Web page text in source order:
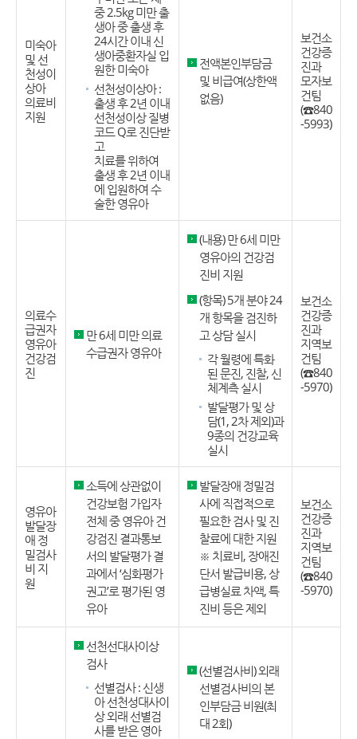
미숙아
및 선
천성이
상아
의료비
지원
중 2.5kg 미만 출
생아 중 출생 후
24시간 이내 신
생아중환자실 입
원한 미숙아
선천성이상아 :
출생 후 2년 이내
선천성이상 질병
코드 Q로 진단받
고
치료를 위하여
출생 후 2년 이내
에 입원하여 수
술한 영유아
전액본인부담금
및 비급여(상한액
없음)
보건소
건강증
진과
모자보
건팀
(☎840
-5993)
의료수
급권자
영유아
건강검
진
만 6세 미만 의료
수급권자 영유아
(내용) 만 6세 미만
영유아의 건강검
진비 지원
(항목) 5개 분야 24
개 항목을 검진하
고 상담 실시
각 월령에 특화
된 문진, 진찰, 신
체계측 실시
발달평가 및 상
담(1, 2차 제외)과
9종의 건강교육
실시
보건소
건강증
진과
지역보
건팀
(☎840
-5970)
영유아
발달장
애 정
밀검사
비 지
원
소득에 상관없이
건강보험 가입자
전체 중 영유아 건
강검진 결과통보
서의 발달평가 결
과에서 ‘심화평가
권고’로 평가된 영
유아
발달장애 정밀검
사에 직접적으로
필요한 검사 및 진
찰료에 대한 지원
※ 치료비, 장애진
단서 발급비용, 상
급병실료 차액, 특
진비 등은 제외
보건소
건강증
진과
지역보
건팀
(☎840
-5970)
선천선대사이상
검사
선별검사 : 신생
아 선천성대사이
상 외래 선별검
사를 받은 영아
(선별검사비) 외래
선별검사비의 본
인부담금 비원(최
대 2회)